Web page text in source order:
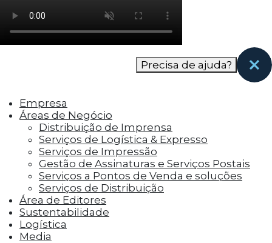
como os visitantes interagem com o site. Esses
cookies ajudam a fornecer informações sobre
as métricas do número de visitantes, taxa de
rejeição, origem do tráfego, etc.
funcionalidades, como compartilhar o
conteúdo do site em plataformas de social
media, coletar feedbacks e outros recursos de
terceiros.
Cookies Marketing
Os cookies de marketing são usados para
entregar aos visitantes anúncios
personalizados com base nas páginas que eles
visitaram antes e analisar a eficácia da
campanha publicitária.
Precisa de ajuda?
Empresa
Áreas de Negócio
Distribuição de Imprensa
Serviços de Logística & Expresso
Serviços de Impressão
Gestão de Assinaturas e Serviços Postais
Serviços a Pontos de Venda e soluções
Serviços de Distribuição
Área de Editores
Sustentabilidade
Logística
Media